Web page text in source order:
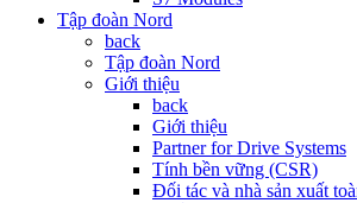
Tập đoàn Nord
back
Tập đoàn Nord
Giới thiệu
back
Giới thiệu
Partner for Drive Systems
Tính bền vững (CSR)
Đối tác và nhà sản xuất